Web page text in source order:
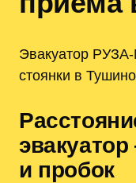
Эвакуатор
стоянки в
и пробок